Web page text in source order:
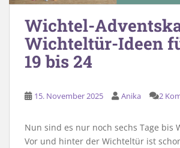
Wichtel-
Wichteltür-Ideen
19 bis 24
15. November 2025 Anika 2
Nun sind es nur noch sechs Tage bis
Vor und hinter der Wichteltür ist